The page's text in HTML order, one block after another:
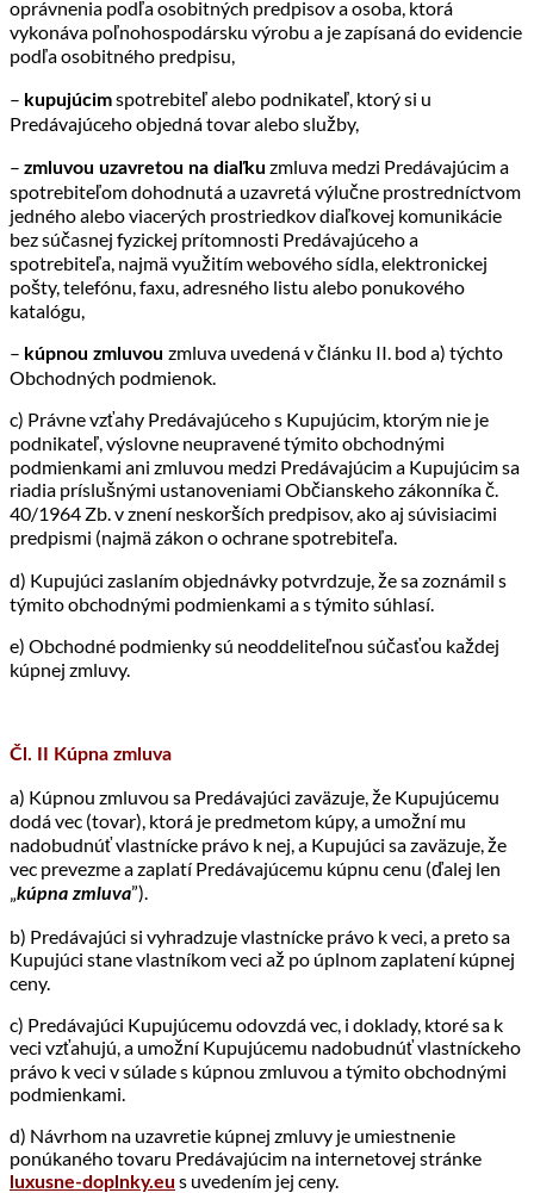
oprávnenia podľa osobitných predpisov a osoba, ktorá
vykonáva poľnohospodársku výrobu a je zapísaná do evidencie
podľa osobitného predpisu,
– kupujúcimspotrebiteľ alebo podnikateľ, ktorý si u
Predávajúceho objedná tovar alebo služby,
– zmluvou uzavretou na diaľku zmluva medzi Predávajúcim a
spotrebiteľom dohodnutá a uzavretá výlučne prostredníctvom
jedného alebo viacerých prostriedkov diaľkovej komunikácie
bez súčasnej fyzickej prítomnosti Predávajúceho a
spotrebiteľa, najmä využitím webového sídla, elektronickej
pošty, telefónu, faxu, adresného listu alebo ponukového
katalógu,
– kúpnou zmluvou zmluva uvedená v článku II. bod a) týchto
Obchodných podmienok.
c) Právne vzťahy Predávajúceho s Kupujúcim, ktorým nie je
podnikateľ, výslovne neupravené týmito obchodnými
podmienkami ani zmluvou medzi Predávajúcim a Kupujúcim sa
riadia príslušnými ustanoveniami Občianskeho zákonníka č.
40/1964 Zb. v znení neskorších predpisov, ako aj súvisiacimi
predpismi (najmä zákon o ochrane spotrebiteľa.
d) Kupujúci zaslaním objednávky potvrdzuje, že sa zoznámil s
týmito obchodnými podmienkami a s týmito súhlasí.
e) Obchodné podmienky sú neoddeliteľnou súčasťou každej
kúpnej zmluvy.
Čl. II Kúpna zmluva
a) Kúpnou zmluvou sa Predávajúci zaväzuje, že Kupujúcemu
dodá vec (tovar), ktorá je predmetom kúpy, a umožní mu
nadobudnúť vlastnícke právo k nej, a Kupujúci sa zaväzuje, že
vec prevezme a zaplatí Predávajúcemu kúpnu cenu (ďalej len
kúpna zmluva”).
b) Predávajúci si vyhradzuje vlastnícke právo k veci, a preto sa
Kupujúci stane vlastníkom veci až po úplnom zaplatení kúpnej
ceny.
c) Predávajúci Kupujúcemu odovzdá vec, i doklady, ktoré sa k
veci vzťahujú, a umožní Kupujúcemu nadobudnúť vlastníckeho
právo k veci v súlade s kúpnou zmluvou a týmito obchodnými
podmienkami.
d) Návrhom na uzavretie kúpnej zmluvy je umiestnenie
ponúkaného tovaru Predávajúcim na internetovej stránke
luxusne-doplnky.eu s uvedením jej ceny.